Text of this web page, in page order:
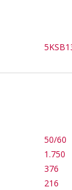
50/60
1.750
376
216